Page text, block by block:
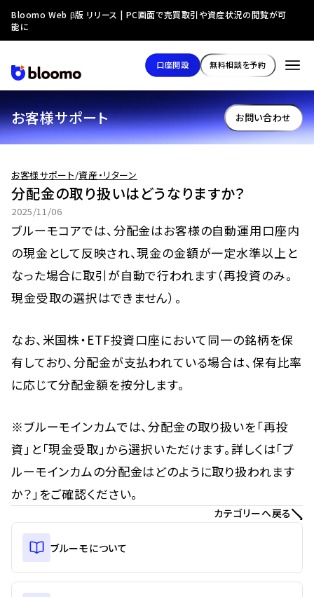
お客様サポート お問い合わせ
お客様サポート/資産・リターン
分配金の取り扱いはどうなりますか？
2025/11/06
ブルーモコアでは、分配金はお客様の自動運用口座内
の現金として反映され、現金の金額が一定水準以上と
なった場合に取引が自動で行われます（再投資のみ。
現金受取の選択はできません）。
なお、米国株・ETF投資口座において同一の銘柄を保
有しており、分配金が支払われている場合は、保有比率
に応じて分配金額を按分します。
※ブルーモインカムでは、分配金の取り扱いを「再投
資」と「現金受取」から選択いただけます。詳しくは「ブ
ルーモインカムの分配金はどのように取り扱われます
か？」をご確認ください。
カテゴリーへ戻る
ブルーモについて
Bloomo Web β版 リリース | PC画面で売買取引や資産状況の閲覧が可
能に
口座開設 無料相談を予約